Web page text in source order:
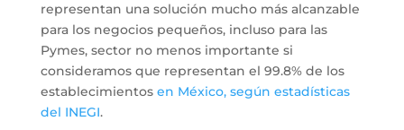
representan una solución mucho más alcanzable
para los negocios pequeños, incluso para las
Pymes, sector no menos importante si
consideramos que representan el 99.8% de los
establecimientos en México, según estadísticas
del INEGI.